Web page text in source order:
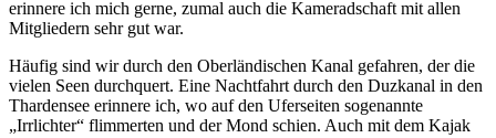
erinnere ich mich gerne, zumal auch die Kameradschaft mit allen
Mitgliedern sehr gut war.
Häufig sind wir durch den Oberländischen Kanal gefahren, der die
vielen Seen durchquert. Eine Nachtfahrt durch den Duzkanal in den
Thardensee erinnere ich, wo auf den Uferseiten sogenannte
Irrlichter
flimmerten und der Mond schien. Auch mit dem Kajak